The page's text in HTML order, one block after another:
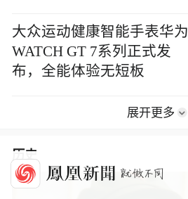
大众运动健康智能手表华为
WATCH GT 7系列正式发
布，全能体验无短板
展开更多
历史